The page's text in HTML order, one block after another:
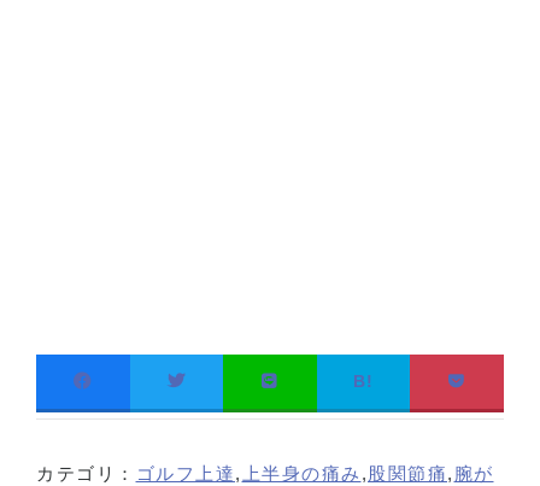
B!
カテゴリ： ゴルフ上達,上半身の痛み ,股関節痛, 腕が